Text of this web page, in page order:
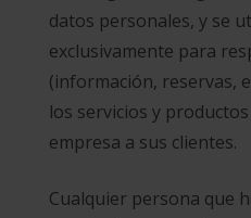
datos personales, y se
exclusivamente para
(información, reservas,
los servicios y
empresa a sus clientes.
Cualquier persona que